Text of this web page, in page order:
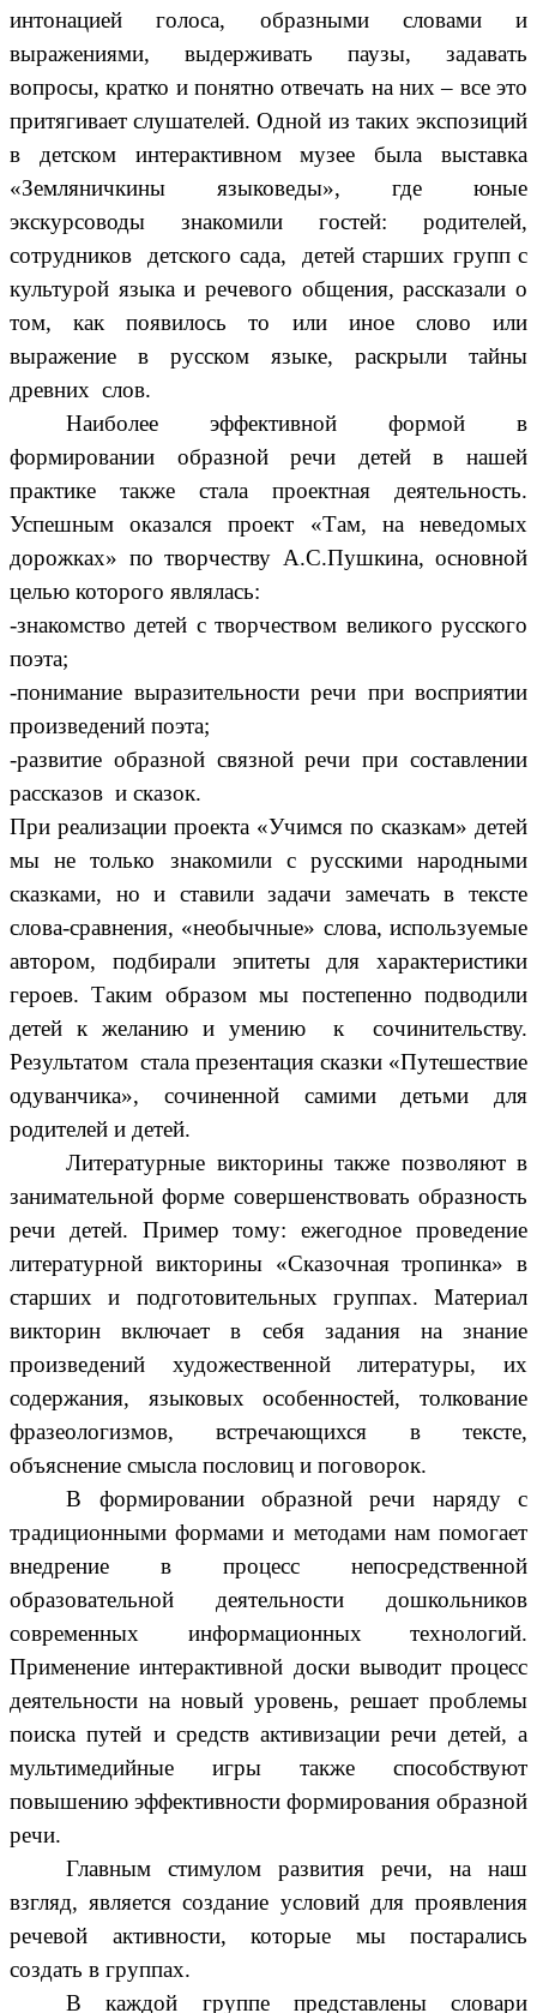
интонацией голоса, образными словами и
выражениями, выдерживать паузы, задавать
вопросы, кратко и понятно отвечать на них – все это
притягивает слушателей. Одной из таких экспозиций
в детском интерактивном музее была выставка
«Земляничкины языковеды», где юные
экскурсоводы знакомили гостей: родителей,
сотрудников детского сада, детей старших групп с
культурой языка и речевого общения, рассказали о
том, как появилось то или иное слово или
выражение в русском языке, раскрыли тайны
древних слов.
Наиболее эффективной формой в
формировании образной речи детей в нашей
практике также стала проектная деятельность.
Успешным оказался проект «Там, на неведомых
дорожках» по творчеству А.С.Пушкина, основной
целью которого являлась:
-знакомство детей с творчеством великого русского
поэта;
-понимание выразительности речи при восприятии
произведений поэта;
-развитие образной связной речи при составлении
рассказов и сказок.
При реализации проекта «Учимся по сказкам» детей
мы не только знакомили с русскими народными
сказками, но и ставили задачи замечать в тексте
слова-сравнения, «необычные» слова, используемые
автором, подбирали эпитеты для характеристики
героев. Таким образом мы постепенно подводили
детей к желанию и умению к сочинительству.
Результатом стала презентация сказки «Путешествие
одуванчика», сочиненной самими детьми для
родителей и детей.
Литературные викторины также позволяют в
занимательной форме совершенствовать образность
речи детей. Пример тому: ежегодное проведение
литературной викторины «Сказочная тропинка» в
старших и подготовительных группах. Материал
викторин включает в себя задания на знание
произведений художественной литературы, их
содержания, языковых особенностей, толкование
фразеологизмов, встречающихся в тексте,
объяснение смысла пословиц и поговорок.
В формировании образной речи наряду с
традиционными формами и методами нам помогает
внедрение в процесс непосредственной
образовательной деятельности дошкольников
современных информационных технологий.
Применение интерактивной доски выводит процесс
деятельности на новый уровень, решает проблемы
поиска путей и средств активизации речи детей, а
мультимедийные игры также способствуют
повышению эффективности формирования образной
речи.
Главным стимулом развития речи, на наш
взгляд, является создание условий для проявления
речевой активности, которые мы постарались
создать в группах.
В каждой группе представлены словари